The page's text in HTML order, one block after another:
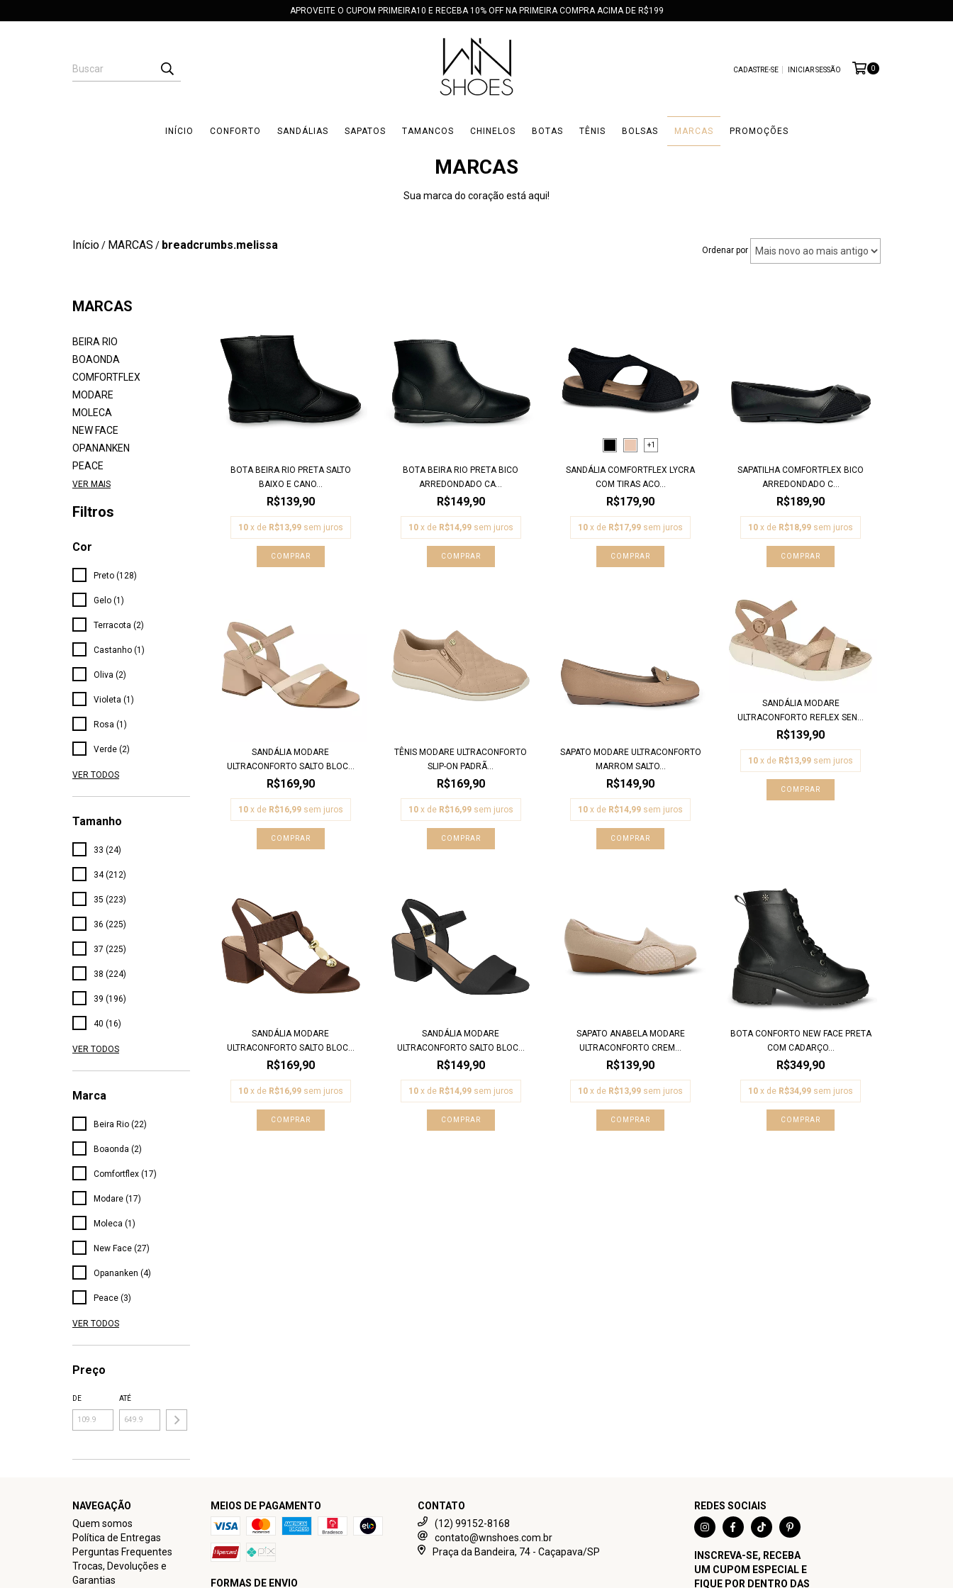
APROVEITE O CUPOM PRIMEIRA10 E RECEBA 10% OFF NA PRIMEIRA COMPRA ACIMA DE R$199
CADASTRE-SE INICIAR SESSÃO 0
INÍCIO CONFORTO SANDÁLIAS SAPATOS TAMANCOS CHINELOS BOTAS TÊNIS BOLSAS MARCAS PROMOÇÕES
MARCAS
Sua marca do coração está aqui!
Início/ MARCAS / breadcrumbs.melissa Ordenar por
MARCAS
BEIRA RIO
BOAONDA
COMFORTFLEX
MODARE
MOLECA
NEW FACE
OPANANKEN
PEACE
VER MAIS
Filtros
Cor
Preto (128)
Gelo (1)
Terracota (2)
Castanho (1)
Oliva (2)
Violeta (1)
Rosa (1)
Verde (2)
VER TODOS
Tamanho
33 (24)
34 (212)
35 (223)
36 (225)
37 (225)
38 (224)
39 (196)
40 (16)
VER TODOS
Marca
Beira Rio (22)
Boaonda (2)
Comfortflex (17)
Modare (17)
Moleca (1)
New Face (27)
Opananken (4)
Peace (3)
VER TODOS
Preço
DE ATÉ
BOTA BEIRA RIO PRETA SALTO
BAIXO E CANO...
R$139,90
10 x de R$13,99 sem juros
COMPRAR
BOTA BEIRA RIO PRETA BICO
ARREDONDADO CA...
R$149,90
10 x de R$14,99 sem juros
COMPRAR
+1
SANDÁLIA COMFORTFLEX LYCRA
COM TIRAS ACO...
R$179,90
10 x de R$17,99 sem juros
COMPRAR
SAPATILHA COMFORTFLEX BICO
ARREDONDADO C...
R$189,90
10 x de R$18,99 sem juros
COMPRAR
SANDÁLIA MODARE
ULTRACONFORTO SALTO BLOC...
R$169,90
10 x de R$16,99 sem juros
COMPRAR
TÊNIS MODARE ULTRACONFORTO
SLIP-ON PADRÃ...
R$169,90
10 x de R$16,99 sem juros
COMPRAR
SAPATO MODARE ULTRACONFORTO
MARROM SALTO...
R$149,90
10 x de R$14,99 sem juros
COMPRAR
SANDÁLIA MODARE
ULTRACONFORTO REFLEX SEN...
R$139,90
10 x de R$13,99 sem juros
COMPRAR
SANDÁLIA MODARE
ULTRACONFORTO SALTO BLOC...
R$169,90
10 x de R$16,99 sem juros
COMPRAR
SANDÁLIA MODARE
ULTRACONFORTO SALTO BLOC...
R$149,90
10 x de R$14,99 sem juros
COMPRAR
SAPATO ANABELA MODARE
ULTRACONFORTO CREM...
R$139,90
10 x de R$13,99 sem juros
COMPRAR
BOTA CONFORTO NEW FACE PRETA
COM CADARÇO...
R$349,90
10 x de R$34,99 sem juros
COMPRAR
NAVEGAÇÃO
Quem somos
Política de Entregas
Perguntas Frequentes
Trocas, Devoluções e
Garantias
MEIOS DE PAGAMENTO
FORMAS DE ENVIO
CONTATO
(12) 99152-8168
contato@wnshoes.com.br
Praça da Bandeira, 74 - Caçapava/SP
REDES SOCIAIS
INSCREVA-SE, RECEBA
UM CUPOM ESPECIAL E
FIQUE POR DENTRO DAS